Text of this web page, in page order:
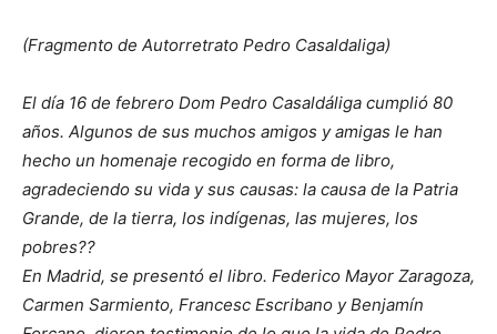
(Fragmento de Autorretrato Pedro Casaldaliga)
El día 16 de febrero Dom Pedro Casaldáliga cumplió 80
años. Algunos de sus muchos amigos y amigas le han
hecho un homenaje recogido en forma de libro,
agradeciendo su vida y sus causas: la causa de la Patria
Grande, de la tierra, los indígenas, las mujeres, los
pobres??
En Madrid, se presentó el libro. Federico Mayor Zaragoza,
Carmen Sarmiento, Francesc Escribano y Benjamín